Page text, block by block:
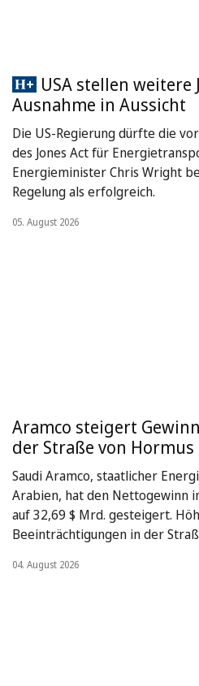
USA stellen weitere
Ausnahme in Aussicht
Die US-Regierung dürfte die
des Jones Act für
Energieminister Chris Wright
Regelung als erfolgreich.
05. August 2026
Aramco steigert
der Straße von Hormus
Saudi Aramco, staatlicher
Arabien, hat den Nettogewinn
auf 32,69 $ Mrd. gesteigert.
Beeinträchtigungen in der
04. August 2026